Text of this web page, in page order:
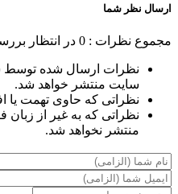
ارسال نظر شما
مجموع نظرات : 0 در انتظار
نظرات ارسال شده توسط
سایت منتشر خواهد شد.
نظراتی که حاوی تهمت یا
نظراتی که به غیر از زبان
منتشر نخواهد شد.